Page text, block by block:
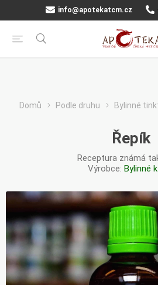
info@apotekatcm.cz
Domů Podle druhu Bylinné
Řepík
Receptura známá
Výrobce: Bylinné